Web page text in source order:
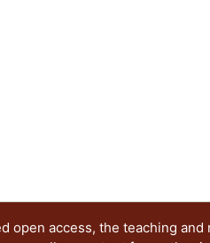
access, the teaching